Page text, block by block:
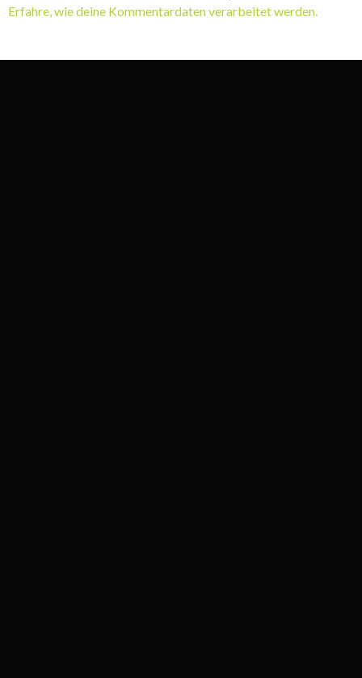
Erfahre, wie deine Kommentardaten verarbeitet werden.